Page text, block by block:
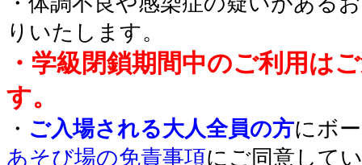
りいたします。
・学級閉鎖期間中のご利用は
す。
・ ご入場される大人全員の方にボ
あそび場の免責事項にご同意して